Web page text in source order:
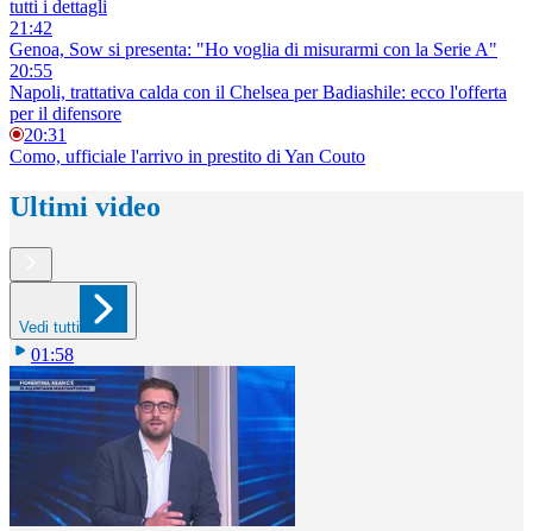
tutti i dettagli
21:42
Genoa, Sow si presenta: "Ho voglia di misurarmi con la Serie A"
20:55
Napoli, trattativa calda con il Chelsea per Badiashile: ecco l'offerta
per il difensore
20:31
Como, ufficiale l'arrivo in prestito di Yan Couto
Ultimi video
Vedi tutti
01:58